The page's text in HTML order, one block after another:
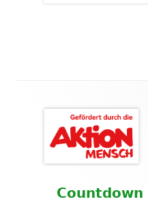
Haupt-
Seitenleiste
Countdown